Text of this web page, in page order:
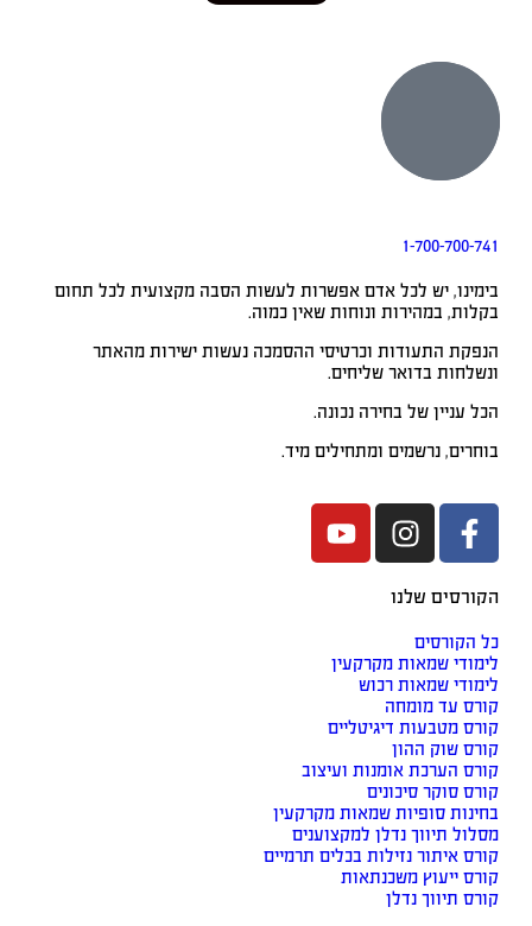
1-700-700-741
בימינו, יש לכל אדם אפשרות לעשות הסבה מקצועית לכל תחום
בקלות, במהירות ונוחות שאין כמוה.
הנפקת התעודות וכרטיסי ההסמכה נעשות ישירות מהאתר
ונשלחות בדואר שליחים.
הכל עניין של בחירה נכונה.
בוחרים, נרשמים ומתחילים מיד.
הקורסים שלנו
כל הקורסים
לימודי שמאות מקרקעין
לימודי שמאות רכוש
קורס עד מומחה
קורס מטבעות דיגיטליים
קורס שוק ההון
קורס הערכת אומנות ועיצוב
קורס סוקר סיכונים
בחינות סופיות שמאות מקרקעין
מסלול תיווך נדלן למקצוענים
קורס איתור נזילות בכלים תרמיים
קורס ייעוץ משכנתאות
קורס תיווך נדלן